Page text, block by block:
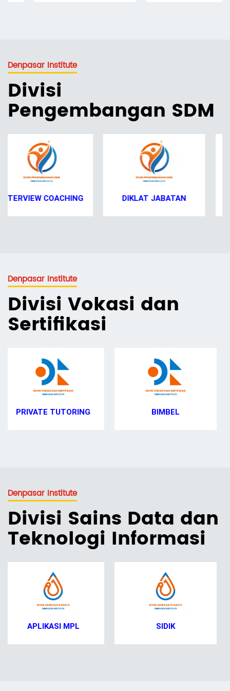
Denpasar Institute
Divisi
Pengembangan SDM
DIKLAT JABATAN KARIR DOSEN
Denpasar Institute
Divisi Vokasi dan
Sertifikasi
BIMBEL HOMESCHOOLING
Denpasar Institute
Divisi Sains Data dan
Teknologi Informasi
SIDIK SIMAS